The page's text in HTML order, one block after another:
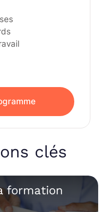
clés
formation